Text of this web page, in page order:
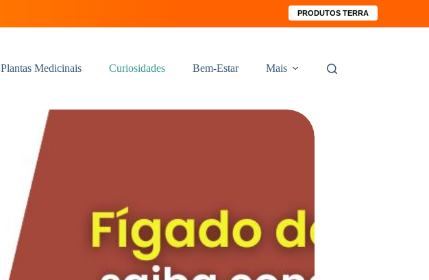
PRODUTOS TERRA
Plantas Medicinais Curiosidades Bem-Estar Mais